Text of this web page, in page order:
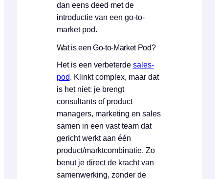
dan eens deed met de
introductie van een go-to-
market pod.
Wat is een Go-to-Market Pod?
Het is een verbeterde sales-
pod. Klinkt complex, maar dat
is het niet: je brengt
consultants of product
managers, marketing en sales
samen in een vast team dat
gericht werkt aan één
product/marktcombinatie. Zo
benut je direct de kracht van
samenwerking, zonder de